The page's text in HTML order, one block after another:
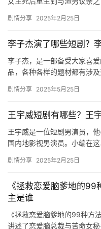
敲登…
剧情分享 2025年2月25日
李子杰演了哪些短剧？
李子杰，是一部备受大家喜
品，各种各样的题材都有涉
哪些…
剧情分享 2025年5月25日
王宇威短剧有哪些？王
王宇威是一位短剧男演员，
国内地影视男演员。小编在
剧情分享 2025年2月25日
《拯救恋爱脑爹地的
主是谁
《拯救恋爱脑爹地的99种方
讲述了恋爱脑总裁与苦命女